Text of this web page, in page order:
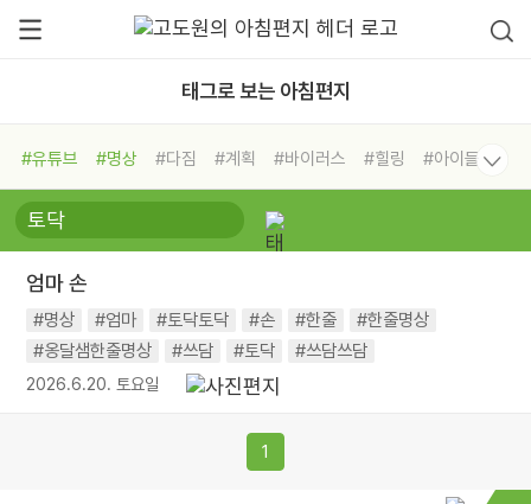
태그로 보는 아침편지
#유튜브 #명상 #다짐 #계획 #바이러스 #힐링
#아이들
#비전캠프
#독서캠프 #삶
#희망
#나눔 #친구 #링컨학교
#독서
#건강
엄마 손
#명상 #엄마 #토닥토닥 #손 #한줄
#한줄명상
#옹달샘한줄명상
#쓰담 #토닥 #쓰담쓰담
2026.6.20. 토요일
1